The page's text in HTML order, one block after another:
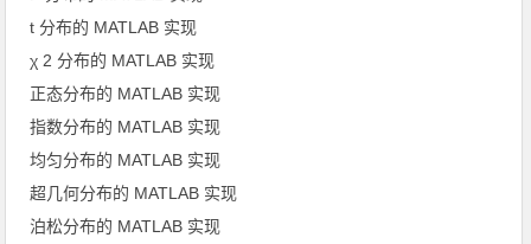
t 分布的 MATLAB 实现
χ 2 分布的 MATLAB 实现
正态分布的 MATLAB 实现
指数分布的 MATLAB 实现
均匀分布的 MATLAB 实现
超几何分布的 MATLAB 实现
泊松分布的 MATLAB 实现